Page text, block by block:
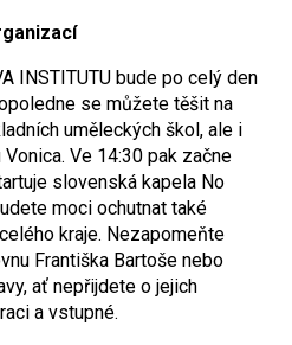
INSTITUTU bude po celý den
se můžete těšit na
uměleckých škol, ale i
Ve 14:30 pak začne
slovenská kapela No
moci ochutnat také
kraje. Nezapomeňte
Františka Bartoše nebo
ať nepřijdete o jejich
a vstupné.